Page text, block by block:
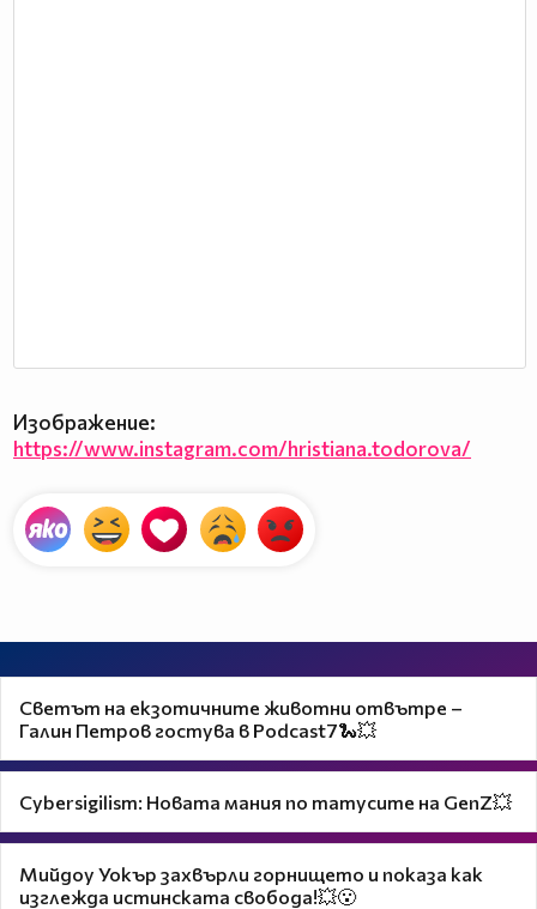
Изображение:
https://www.instagram.com/hristiana.todorova/
Светът на екзотичните животни отвътре –
Галин Петров гостува в Podcast7🐍💥
Cybersigilism: Новата мания по татусите на GenZ💥
Мийдоу Уокър захвърли горнището и показа как
изглежда истинската свобода!💥😮